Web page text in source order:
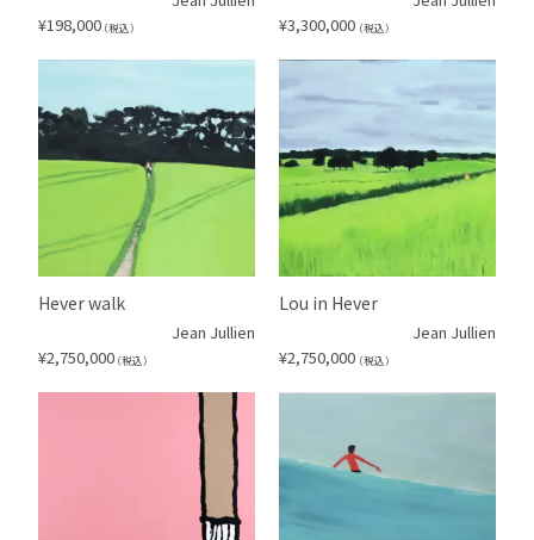
¥198,000 （税込）
¥3,300,000 （税込）
Hever walk
Jean Jullien
¥2,750,000 （税込）
Lou in Hever
Jean Jullien
¥2,750,000 （税込）